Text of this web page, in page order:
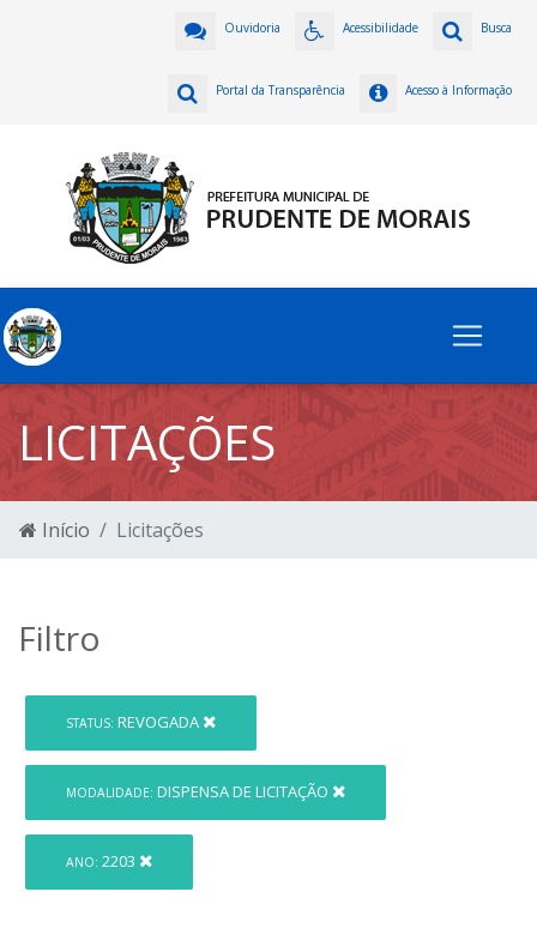
Busca
Acessibilidade
Ouvidoria
Acesso à Informação
Portal da Transparência
LICITAÇÕES
Início Licitações
Filtro
STATUS: REVOGADA
MODALIDADE: DISPENSA DE LICITAÇÃO
ANO: 2203